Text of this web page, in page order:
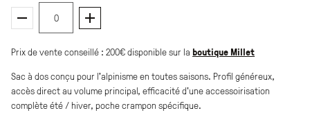
0
Prix de vente conseillé : 200€ disponible sur la boutique Millet
Sac à dos conçu pour l’alpinisme en toutes saisons. Profil généreux,
accès direct au volume principal, efficacité d'une accessoirisation
complète été / hiver, poche crampon spécifique.